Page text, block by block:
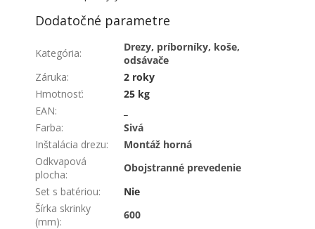
Dodatočné parametre
Kategória:
Drezy, príborníky, koše,
odsávače
Záruka:
2 roky
Hmotnosť:
25 kg
EAN:
Farba:
Sivá
Inštalácia drezu:
Montáž horná
Odkvapová
plocha:
Obojstranné prevedenie
Set s batériou:
Nie
Šírka skrinky
(mm):
600